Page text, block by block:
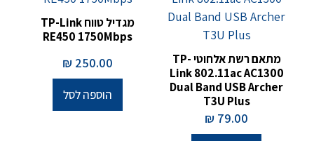
מתאם רשת אלחוטי TP-
Link 802.11ac AC1300
Dual Band USB Archer
T3U Plus
79.00
₪
מגדיל טווח TP-Link
RE450 1750Mbps
250.00
₪
הוספה לסל